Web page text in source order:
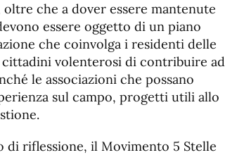
che a dover essere mantenute
essere oggetto di un piano
che coinvolga i residenti delle
volenterosi di contribuire ad
le associazioni che possano
sul campo, progetti utili allo
di riflessione, il Movimento 5 Stelle